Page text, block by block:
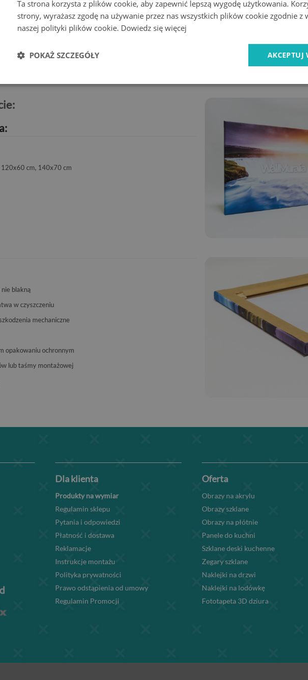
14 dni
zwrot
cm, 140x70 cm
blakną
w czyszczeniu
mechaniczne
opakowaniu ochronnym
lub taśmy montażowej
Dla klienta
Produkty na wymiar
Regulamin sklepu
Pytania i odpowiedzi
Płatność i dostawa
Reklamacje
Instrukcje montażu
Polityka prywatności
Prawo odstąpienia od umowy
Regulamin Promocji
Oferta
Obrazy na akrylu
Obrazy szklane
Obrazy na płótnie
Panele do kuchni
Szklane deski kuchenne
Zegary szklane
Naklejki na drzwi
Naklejki na lodówkę
Fototapeta 3D dziura
Ta strona korzysta z plików cookie, aby zapewnić lepszą wygodę użytkowania.
strony, wyrażasz zgodę na używanie przez nas wszystkich plików cookie zgodnie z
naszej polityki plików cookie. Dowiedz się więcej
AKCEPTUJ
POKAŻ SZCZEGÓŁY